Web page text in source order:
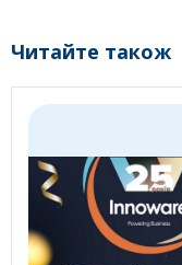
Читайте також